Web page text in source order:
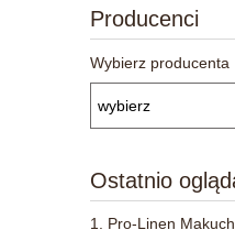
Producenci
Wybierz producenta
Ostatnio
Pro-Linen